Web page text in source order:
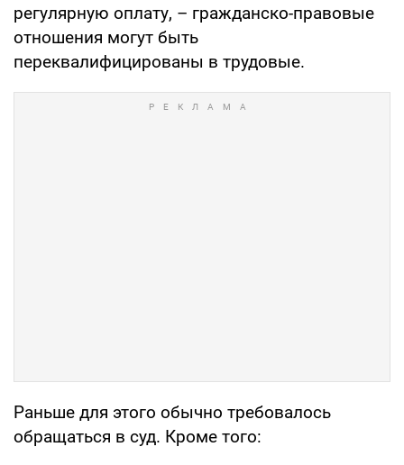
регулярную оплату, – гражданско-правовые
отношения могут быть
переквалифицированы в трудовые.
Раньше для этого обычно требовалось
обращаться в суд. Кроме того: